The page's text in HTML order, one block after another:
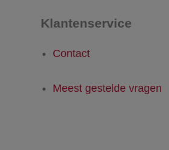
Klantenservice
Contact
Meest gestelde vragen